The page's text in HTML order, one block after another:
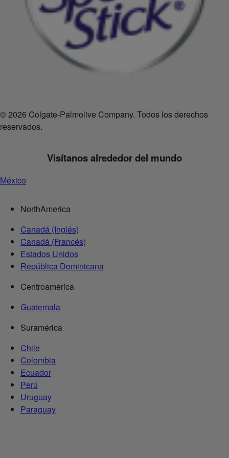
© 2026 Colgate-Palmolive Company. Todos los derechos
reservados.
Visítanos alrededor del mundo
México
NorthAmerica
Canadá (Inglés)
Canadá (Francés)
Estados Unidos
República Dominicana
Centroamérica
Guatemala
Suramérica
Chile
Colombia
Ecuador
Perú
Uruguay
Paraguay